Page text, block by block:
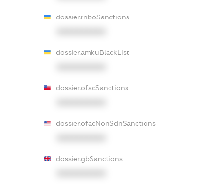
dossier.rnboSanctions
dossier.amkuBlackList
dossier.ofacSanctions
dossier.ofacNonSdnSanctions
dossier.gbSanctions